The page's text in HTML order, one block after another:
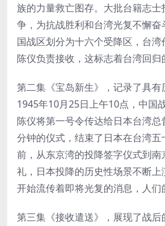
族的力量救亡图存。大批台籍志
争，为抗战胜利和台湾光复不懈奋
国战区划分为十六个受降区，台
陈仪负责接收，这标志着台湾回归
第二集《宝岛新生》，记录了具有
1945年10月25日上午10点，中国
陈仪将第一号令传达给日本台湾
分钟的仪式，结束了日本在台湾
前，从东京湾的投降签字仪式到
礼，日本投降的历史性场景不断
开始流传着即将光复的消息，人们
第三集《接收遣送》，展现了战后